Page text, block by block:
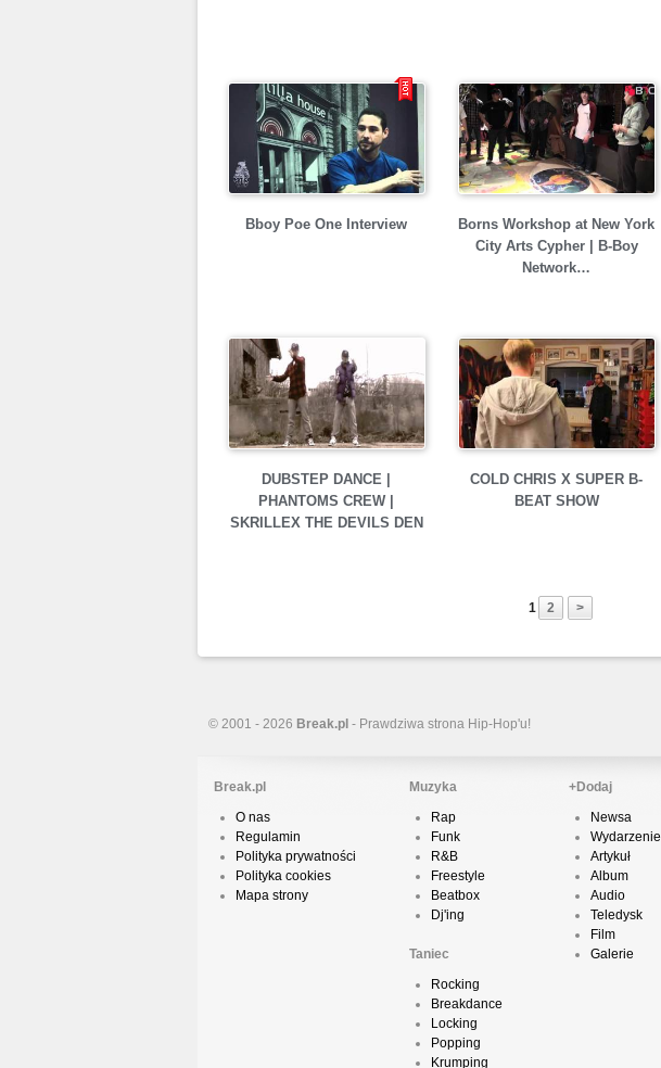
Bboy Poe One Interview
Borns Workshop at New York
City Arts Cypher | B-Boy
Network…
DUBSTEP DANCE |
PHANTOMS CREW |
SKRILLEX THE DEVILS DEN
COLD CHRIS X SUPER B-
BEAT SHOW
1 2 >
© 2001 - 2026 Break.pl - Prawdziwa strona Hip-Hop'u!
Break.pl
O nas
Regulamin
Polityka prywatności
Polityka cookies
Mapa strony
Muzyka
Rap
Funk
R&B
Freestyle
Beatbox
Dj'ing
Taniec
Rocking
Breakdance
Locking
Popping
Krumping
+Dodaj
Newsa
Wydarzenie
Artykuł
Album
Audio
Teledysk
Film
Galerie